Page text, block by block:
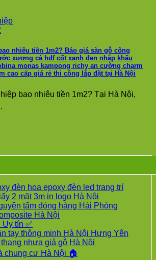
nhiêu tiền 1m2? Báo giá sàn gỗ công
xương cá hdf cốt xanh đen nhập khẩu
monas kampong richy an cường charm
cao cấp giá rẻ thi công lắp đặt tại Hà Nội
bao nhiêu tiền 1m2? Tại Hà Nội,
đèn hoa epoxy đèn led trang trí
2 mặt 3m in logo Hà Nội
tấm đóng hàng Hải Phòng
Hà Nội
tín ✅
tay thông minh Hà Nội Hưng Yên
thang nhựa giả gỗ Hà Nội
chung cư Hà Nội 🏠